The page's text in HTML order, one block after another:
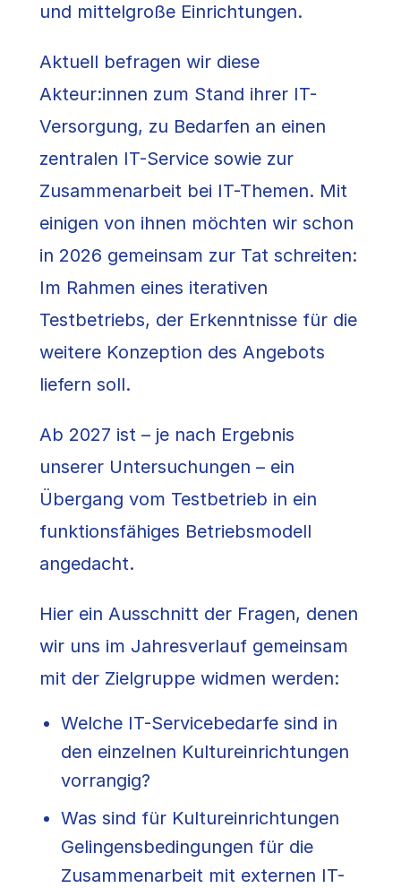
und mittelgroße Einrichtungen.
Aktuell befragen wir diese
Akteur:innen zum Stand ihrer IT-
Versorgung, zu Bedarfen an einen
zentralen IT-Service sowie zur
Zusammenarbeit bei IT-Themen. Mit
einigen von ihnen möchten wir schon
in 2026 gemeinsam zur Tat schreiten:
Im Rahmen eines iterativen
Testbetriebs, der Erkenntnisse für die
weitere Konzeption des Angebots
liefern soll.
Ab 2027 ist – je nach Ergebnis
unserer Untersuchungen – ein
Übergang vom Testbetrieb in ein
funktionsfähiges Betriebsmodell
angedacht.
Hier ein Ausschnitt der Fragen, denen
wir uns im Jahresverlauf gemeinsam
mit der Zielgruppe widmen werden:
Welche IT-Servicebedarfe sind in
den einzelnen Kultureinrichtungen
vorrangig?
Was sind für Kultureinrichtungen
Gelingensbedingungen für die
Zusammenarbeit mit externen IT-